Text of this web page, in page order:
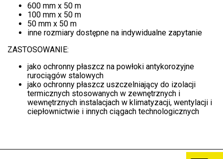
600 mm x 50 m
100 mm x 50 m
50 mm x 50 m
inne rozmiary dostępne na indywidualne zapytanie
ZASTOSOWANIE:
jako ochronny płaszcz na powłoki antykorozyjne
rurociągów stalowych
jako ochronny płaszcz uszczelniający do izolacji
termicznych stosowanych w zewnętrznych i
wewnętrznych instalacjach w klimatyzacji, wentylacji i
ciepłownictwie i innych ciągach technologicznych